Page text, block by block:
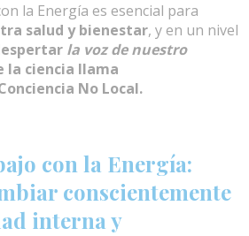
la Energía es esencial para
salud y bienestar, y en un nivel
la voz de nuestro
la ciencia llama
No Local.
con la Energía:
conscientemente
interna y